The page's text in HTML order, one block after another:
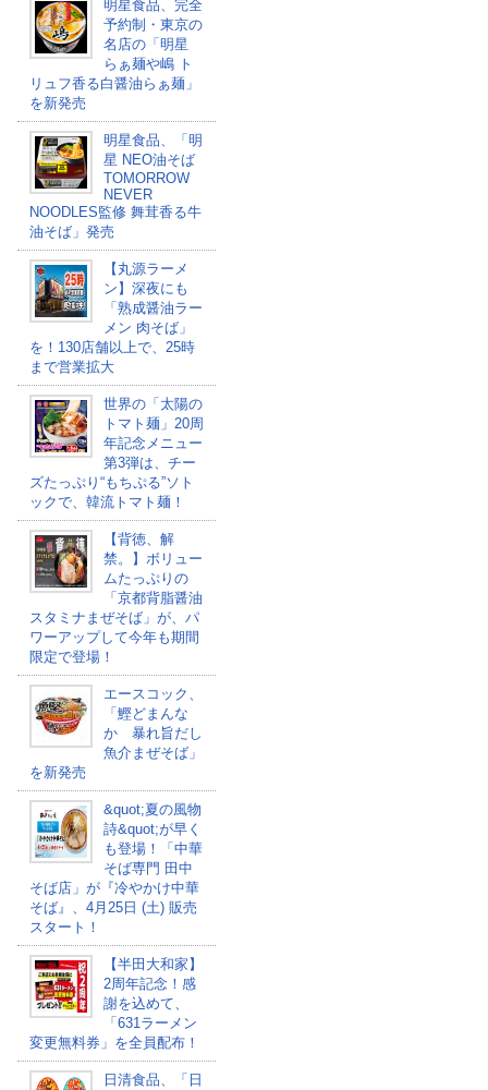
明星食品、完全
予約制・東京の
名店の「明星
らぁ麺や嶋 ト
リュフ香る白醤油らぁ麺」
を新発売
明星食品、「明
星 NEO油そば
TOMORROW
NEVER
NOODLES監修 舞茸香る牛
油そば​」発売
【丸源ラーメ
ン】深夜にも
「熟成醤油ラー
メン 肉そば」
を！130店舗以上で、25時
まで営業拡大
世界の「太陽の
トマト麺」20周
年記念メニュー
第3弾は、チー
ズたっぷり“もちぷる”ソト
ックで、韓流トマト麺！
【背徳、解
禁。】ボリュー
ムたっぷりの
「京都背脂醤油
スタミナまぜそば」が、パ
ワーアップして今年も期間
限定で登場！
エースコック、
「鰹どまんな
か 暴れ旨だし
魚介まぜそば」
を新発売
&quot;夏の風物
詩&quot;が早く
も登場！「中華
そば専門 田中
そば店」が『冷やかけ中華
そば』、4月25日 (土) 販売
スタート！
【半田大和家】
2周年記念！感
謝を込めて、
「631ラーメン
変更無料券」を全員配布！
日清食品、「日